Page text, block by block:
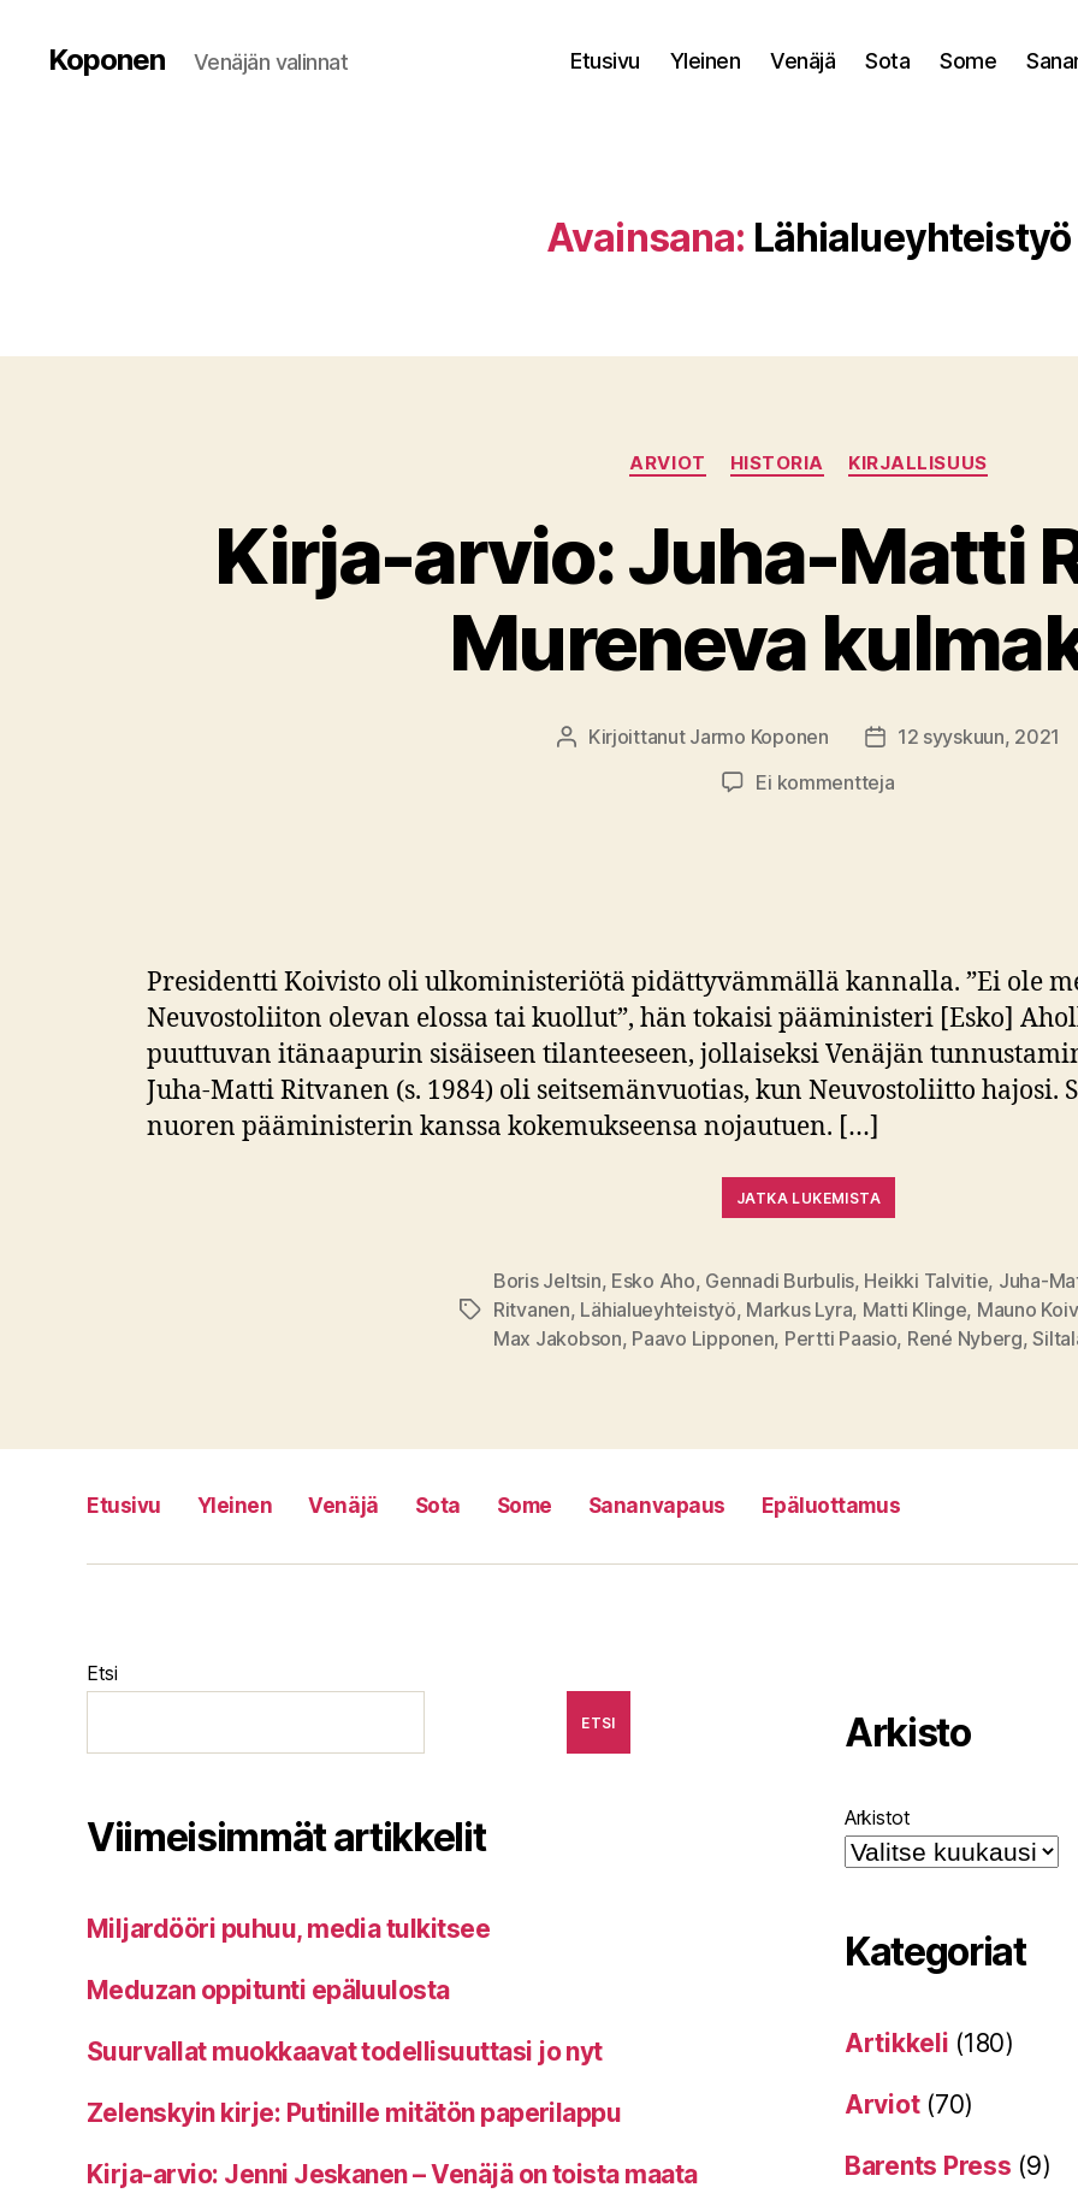
Koponen Venäjän valinnat Etusivu Yleinen Venäjä Sota Some
Avainsana: Lähialueyhteistyö
Kategoriat
ARVIOT HISTORIA KIRJALLISUUS
Kirja-arvio: Juha-Matti
Mureneva
Kirjoittaja
Kirjoittanut Jarmo Koponen Julkaisupäivämäärä
12 syyskuun, 2021
Ei kommenttejaartikkeliin
Mureneva
kulmakivi
Presidentti Koivisto oli ulkoministeriötä pidättyvämmällä kannalla. ”Ei ole
Neuvostoliiton olevan elossa tai kuollut”, hän tokaisi pääministeri [Esko]
puuttuvan itänaapurin sisäiseen tilanteeseen, jollaiseksi Venäjän
Juha-Matti Ritvanen (s. 1984) oli seitsemänvuotias, kun Neuvostoliitto
nuoren pääministerin kanssa kokemukseensa nojautuen. […]
JATKA LUKEMISTA
Avainsanat
Boris Jeltsin, Esko Aho, Gennadi Burbulis, Heikki Talvitie, Juha-
Ritvanen, Lähialueyhteistyö, Markus Lyra, Matti Klinge, Mauno
Max Jakobson, Paavo Lipponen, Pertti Paasio, René Nyberg,
Etusivu Yleinen Venäjä Sota Some Sananvapaus Epäluottamus
Etsi
ETSI
Viimeisimmät artikkelit
Miljardööri puhuu, media tulkitsee
Meduzan oppitunti epäluulosta
Suurvallat muokkaavat todellisuuttasi jo nyt
Zelenskyin kirje: Putinille mitätön paperilappu
Kirja-arvio: Jenni Jeskanen – Venäjä on toista maata
Arkisto
Arkistot
Kategoriat
Artikkeli (180)
Arviot(70)
Barents Press (9)